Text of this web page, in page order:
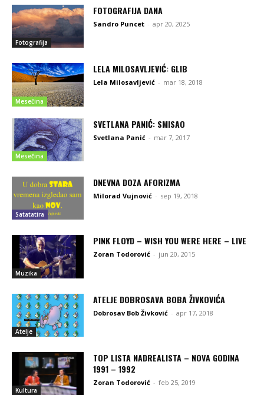
Fotografija
FOTOGRAFIJA DANA
Sandro Puncet - apr 20, 2025
Mesečina
LELA MILOSAVLJEVIĆ: GLIB
Lela Milosavljević - mar 18, 2018
Mesečina
SVETLANA PANIĆ: SMISAO
Svetlana Panić - mar 7, 2017
Satatatira
DNEVNA DOZA AFORIZMA
Milorad Vujnović - sep 19, 2018
Muzika
PINK FLOYD – WISH YOU WERE HERE – LIVE
Zoran Todorović - jun 20, 2015
Atelje
ATELJE DOBROSAVA BOBA ŽIVKOVIĆA
Dobrosav Bob Živković - apr 17, 2018
Kultura
TOP LISTA NADREALISTA – NOVA GODINA
1991 – 1992
Zoran Todorović - feb 25, 2019